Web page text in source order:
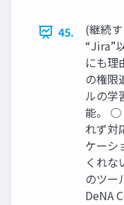
45.
(継続
“Jira”
にも理
の権限
ルの学
能。 ○
れず対
ケーシ
くれ
のツー
DeNA